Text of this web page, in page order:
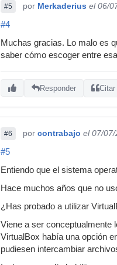
#5 por Merkaderius el 06/
#4
Muchas gracias. Lo malo es
saber cómo escoger entre
Responder Citar
#6 por contrabajo el 07/
#5
Entiendo que el sistema
Hace muchos años que no
¿Has probado a utilizar
Viene a ser conceptualmente
VirtualBox había una opción
pudiesen intercambiar